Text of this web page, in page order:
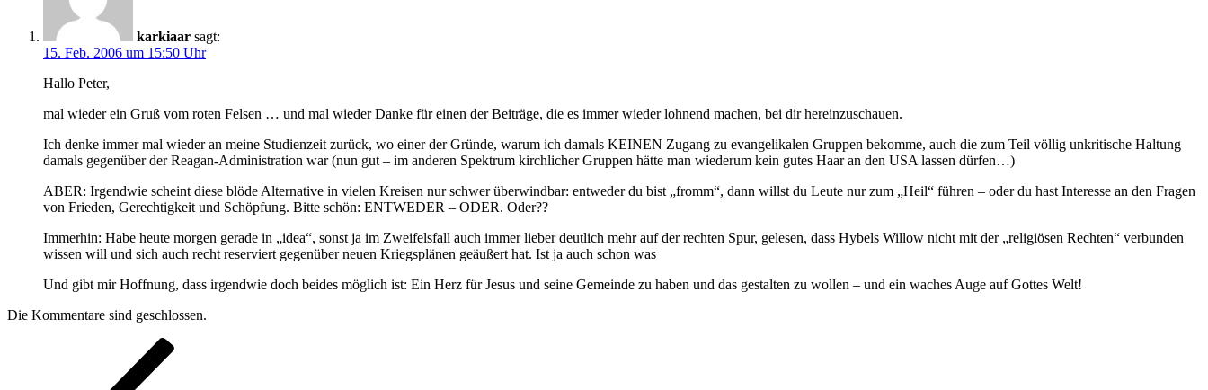
karkiaar sagt:
15. Feb. 2006 um 15:50 Uhr
Hallo Peter,
mal wieder ein Gruß vom roten Felsen … und mal wieder Danke für einen der Beiträge, die es immer wieder lohnend machen, bei dir hereinzuschauen.
Ich denke immer mal wieder an meine Studienzeit zurück, wo einer der Gründe, warum ich damals KEINEN Zugang zu evangelikalen Gruppen bekomme, auch die zum Teil völlig unkritische Haltung
damals gegenüber der Reagan-Administration war (nun gut – im anderen Spektrum kirchlicher Gruppen hätte man wiederum kein gutes Haar an den USA lassen dürfen…)
ABER: Irgendwie scheint diese blöde Alternative in vielen Kreisen nur schwer überwindbar: entweder du bist „fromm“, dann willst du Leute nur zum „Heil“ führen – oder du hast Interesse an den Fragen
von Frieden, Gerechtigkeit und Schöpfung. Bitte schön: ENTWEDER – ODER. Oder??
Immerhin: Habe heute morgen gerade in „idea“, sonst ja im Zweifelsfall auch immer lieber deutlich mehr auf der rechten Spur, gelesen, dass Hybels Willow nicht mit der „religiösen Rechten“ verbunden
wissen will und sich auch recht reserviert gegenüber neuen Kriegsplänen geäußert hat. Ist ja auch schon was
Und gibt mir Hoffnung, dass irgendwie doch beides möglich ist: Ein Herz für Jesus und seine Gemeinde zu haben und das gestalten zu wollen – und ein waches Auge auf Gottes Welt!
Die Kommentare sind geschlossen.
Beitragsnavigation